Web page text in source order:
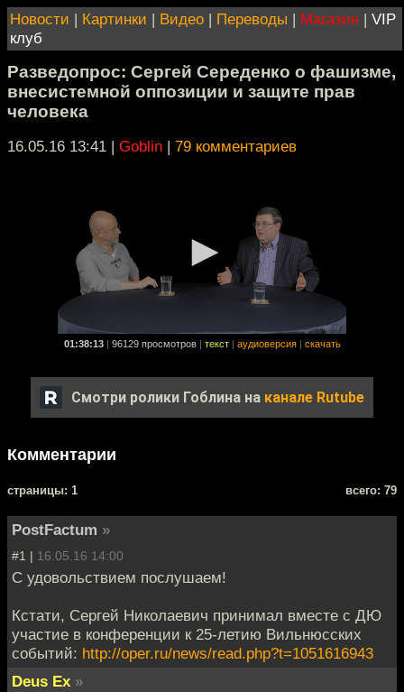
Новости | Картинки | Видео | Переводы | Магазин | VIP
клуб
Разведопрос: Сергей Середенко о фашизме,
внесистемной оппозиции и защите прав
человека
16.05.16 13:41 | Goblin | 79 комментариев
01:38:13 96129 просмотров текст аудиоверсия скачать
Смотри ролики Гоблина на канале Rutube
Комментарии
cтраницы: 1 всего: 79
PostFactum »
#1 | 16.05.16 14:00
С удовольствием послушаем!
Кстати, Сергей Николаевич принимал вместе с ДЮ
участие в конференции к 25-летию Вильнюсских
событий: http://oper.ru/news/read.php?t=1051616943
Deus Ex »